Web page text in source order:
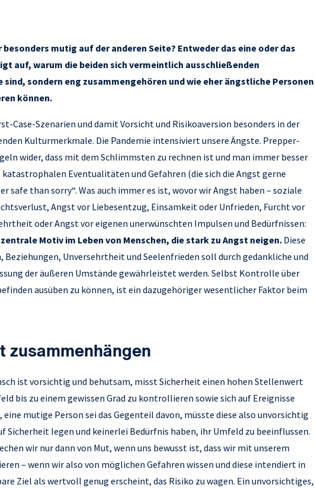
mutig auf der anderen Seite? Entweder das eine oder das
auf, warum die beiden sich vermeintlich ausschließenden
sondern eng zusammengehören und wie eher ängstliche Personen
können.
Case-Szenarien und damit Vorsicht und Risikoaversion besonders in der
Kulturmerkmale. Die Pandemie intensiviert unsere Ängste. Prepper-
wider, dass mit dem Schlimmsten zu rechnen ist und man immer besser
Eventualitäten und Gefahren (die sich die Angst gerne
safe than sorry“. Was auch immer es ist, wovor wir Angst haben – soziale
Angst vor Liebesentzug, Einsamkeit oder Unfrieden, Furcht vor
oder Angst vor eigenen unerwünschten Impulsen und Bedürfnissen:
Motiv im Leben von Menschen, die stark zu Angst neigen. Diese
Beziehungen, Unversehrtheit und Seelenfrieden soll durch gedankliche und
der äußeren Umstände gewährleistet werden. Selbst Kontrolle über
ausüben zu können, ist ein dazugehöriger wesentlicher Faktor beim
zusammenhängen
ist vorsichtig und behutsam, misst Sicherheit einen hohen Stellenwert
bis zu einem gewissen Grad zu kontrollieren sowie sich auf Ereignisse
mutige Person sei das Gegenteil davon, müsste diese also unvorsichtig
Sicherheit legen und keinerlei Bedürfnis haben, ihr Umfeld zu beeinflussen.
wir nur dann von Mut, wenn uns bewusst ist, dass wir mit unserem
– wenn wir also von möglichen Gefahren wissen und diese intendiert in
Ziel als wertvoll genug erscheint, das Risiko zu wagen. Ein unvorsichtiges,